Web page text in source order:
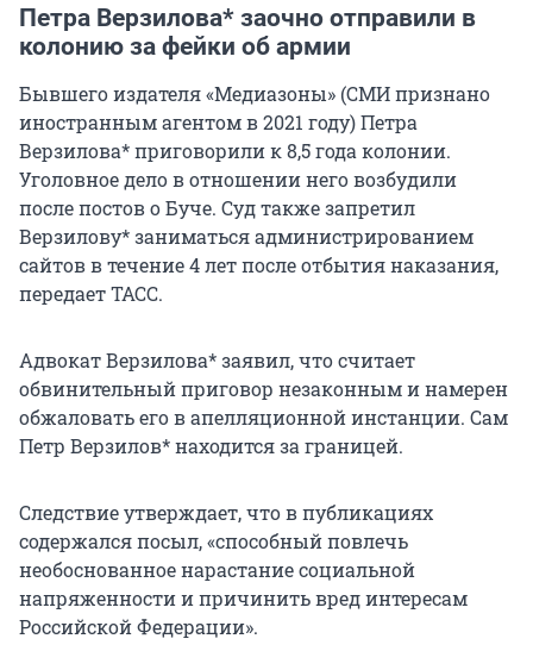
Петра Верзилова* заочно отправили в
колонию за фейки об армии
Бывшего издателя «Медиазоны» (СМИ признано
иностранным агентом в 2021 году) Петра
Верзилова* приговорили к 8,5 года колонии.
Уголовное дело в отношении него возбудили
после постов о Буче. Суд также запретил
Верзилову* заниматься администрированием
сайтов в течение 4 лет после отбытия наказания,
передает ТАСС.
Адвокат Верзилова* заявил, что считает
обвинительный приговор незаконным и намерен
обжаловать его в апелляционной инстанции. Сам
Петр Верзилов* находится за границей.
Следствие утверждает, что в публикациях
содержался посыл, «способный повлечь
необоснованное нарастание социальной
напряженности и причинить вред интересам
Российской Федерации».